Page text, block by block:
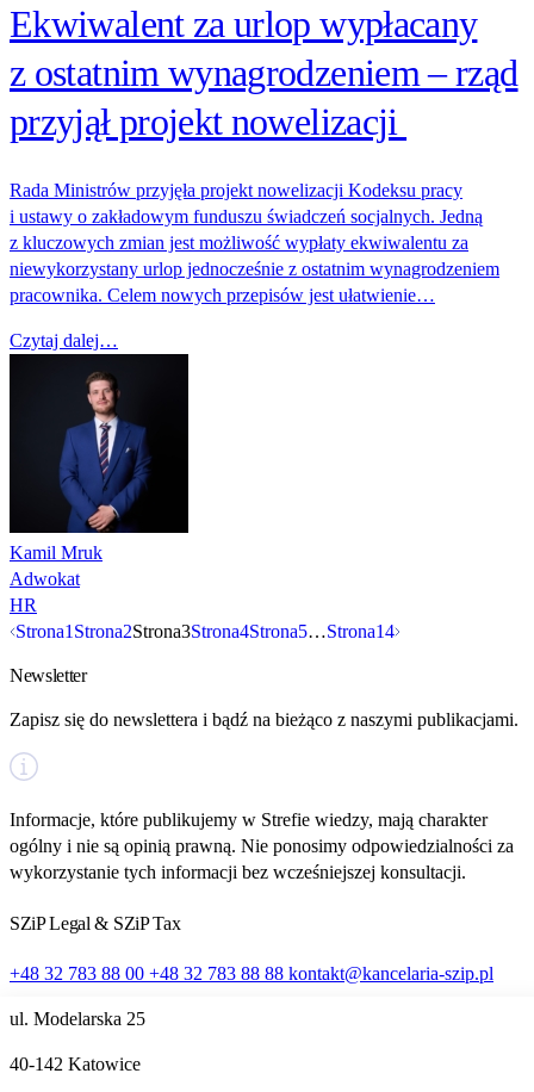
Ekwiwalent za urlop wypłacany
z ostatnim wynagrodzeniem – rząd
przyjął projekt nowelizacji
Rada Ministrów przyjęła projekt nowelizacji Kodeksu pracy
i ustawy o zakładowym funduszu świadczeń socjalnych. Jedną
z kluczowych zmian jest możliwość wypłaty ekwiwalentu za
niewykorzystany urlop jednocześnie z ostatnim wynagrodzeniem
pracownika. Celem nowych przepisów jest ułatwienie…
Czytaj dalej…
Kamil Mruk
Adwokat
HR
Nawigacja
po
wpisach
Strona1 Strona2Strona3Strona4Strona5…Strona14
Newsletter
Zapisz się do newslettera i bądź na bieżąco z naszymi publikacjami.
Informacje, które publikujemy w Strefie wiedzy, mają charakter
ogólny i nie są opinią prawną. Nie ponosimy odpowiedzialności za
wykorzystanie tych informacji bez wcześniejszej konsultacji.
SZiP Legal & SZiP Tax
+48 32 783 88 00 +48 32 783 88 88 kontakt@kancelaria-szip.pl
ul. Modelarska 25
40‑142 Katowice